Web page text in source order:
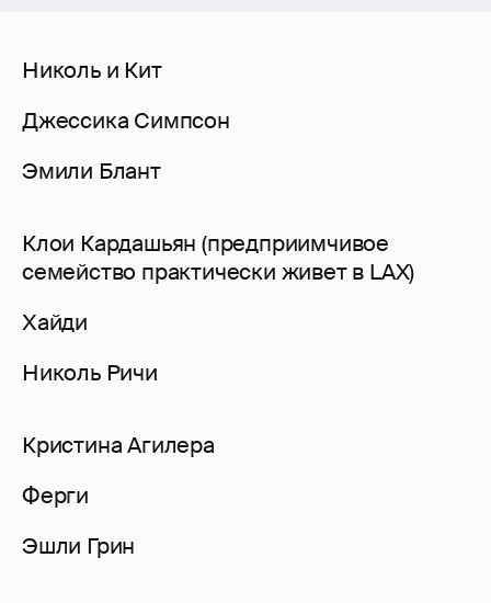
Николь и Кит
Джессика Симпсон
Эмили Блант
Клои Кардашьян (предприимчивое
семейство практически живет в LAX)
Хайди
Николь Ричи
Кристина Агилера
Ферги
Эшли Грин